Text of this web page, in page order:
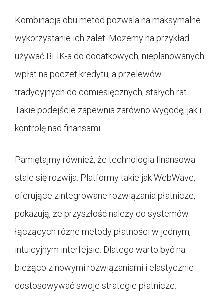
Kombinacja obu metod pozwala na maksymalne
wykorzystanie ich zalet. Możemy na przykład
używać BLIK-a do dodatkowych, nieplanowanych
wpłat na poczet kredytu, a przelewów
tradycyjnych do comiesięcznych, stałych rat.
Takie podejście zapewnia zarówno wygodę, jak i
kontrolę nad finansami.
Pamiętajmy również, że technologia finansowa
stale się rozwija. Platformy takie jak WebWave,
oferujące zintegrowane rozwiązania płatnicze,
pokazują, że przyszłość należy do systemów
łączących różne metody płatności w jednym,
intuicyjnym interfejsie. Dlatego warto być na
bieżąco z nowymi rozwiązaniami i elastycznie
dostosowywać swoje strategie płatnicze.